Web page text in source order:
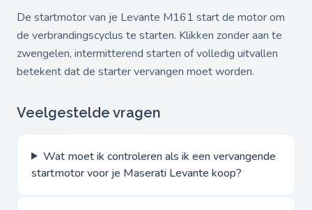
De startmotor van je Levante M161 start de motor om
de verbrandingscyclus te starten. Klikken zonder aan te
zwengelen, intermitterend starten of volledig uitvallen
betekent dat de starter vervangen moet worden.
Veelgestelde vragen
Wat moet ik controleren als ik een vervangende
startmotor voor je Maserati Levante koop?